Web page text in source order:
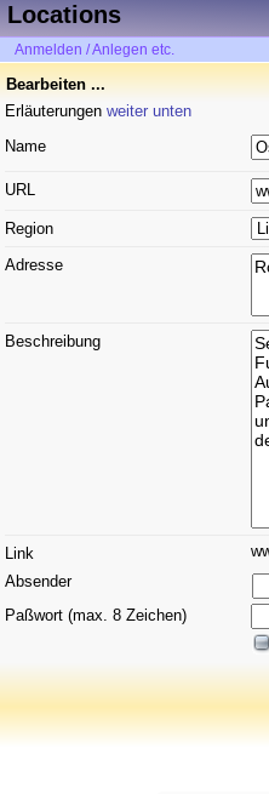
Locations
Anmelden / Anlegen etc.
Bearbeiten ...
Erläuterungen weiter unten
Name
URL
Region
Adresse
Beschreibung
Link
Absender
Paßwort (max. 8 Zeichen)